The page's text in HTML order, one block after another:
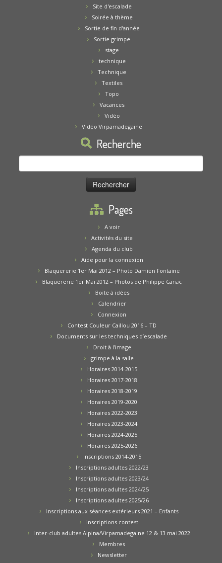
Site d'escalade
Soirée à thème
Sortie de fin d'année
Sortie grimpe
stage
technique
Technique
Textiles
Topo
Vacances
Vidéo
Vidéo Virpamadegaine
Recherche
Pages
A voir
Activités du site
Agenda du club
Aide pour la connexion
Blaquererie 1er Mai 2012 – Photo Damien Fontaine
Blaquererie 1er Mai 2012 – Photos de Philippe Canac
Boite à idées
Calendrier
Connexion
Contest Couleur Caillou 2016 – TD
Documents sur les techniques d’escalade
Droit à l’image
grimpe à la salle
Horaires 2014-2015
Horaires 2017-2018
Horaires 2018-2019
Horaires 2019-2020
Horaires 2022-2023
Horaires 2023-2024
Horaires 2024-2025
Horaires 2025-2026
Inscriptions 2014-2015
Inscriptions adultes 2022/23
Inscriptions adultes 2023/24
Inscriptions adultes 2024/25
Inscriptions adultes 2025/26
Inscriptions aux séances extérieurs 2021 – Enfants
inscriptions contest
Inter-club adultes Alpina/Virpamadegaine 12 & 13 mai 2022
Membres
Newsletter